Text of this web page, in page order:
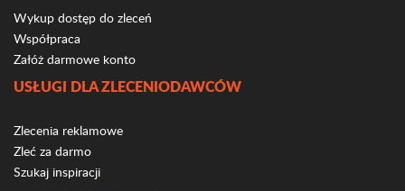
Wykup dostęp do zleceń
Współpraca
Załóż darmowe konto
USŁUGI DLA ZLECENIODAWCÓW
Zlecenia reklamowe
Zleć za darmo
Szukaj inspiracji